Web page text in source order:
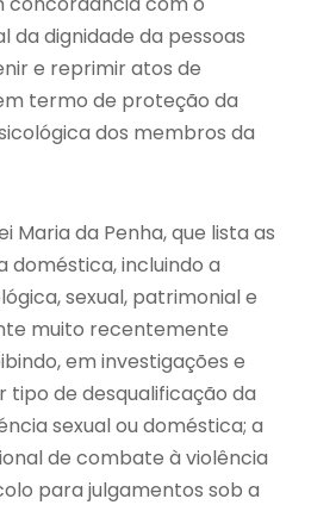
dignidade da pessoas
e reprimir atos de
termo de proteção da
dos membros da
Maria da Penha, que lista as
doméstica, incluindo a
sexual, patrimonial e
muito recentemente
em investigações e
tipo de desqualificação da
sexual ou doméstica; a
de combate à violência
para julgamentos sob a